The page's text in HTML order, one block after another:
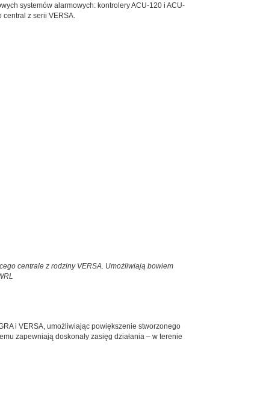
systemów alarmowych: kontrolery ACU-120 i ACU-
z serii VERSA.
centrale z rodziny VERSA. Umożliwiają bowiem
i VERSA, umożliwiając powiększenie stworzonego
zapewniają doskonały zasięg działania – w terenie